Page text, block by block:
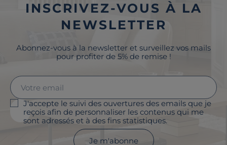
INSCRIVEZ-VOUS À LA
NEWSLETTER
Abonnez-vous à la newsletter et surveillez vos mails
pour profiter de 5% de remise !
J'accepte le suivi des ouvertures des emails que je
reçois afin de personnaliser les contenus qui me
sont adressés et à des fins statistiques.
Je m'abonne